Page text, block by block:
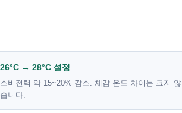
26°C → 28°C 설정
소비전력 약 15~20% 감소. 체감 온도 차이는 크지 않
습니다.